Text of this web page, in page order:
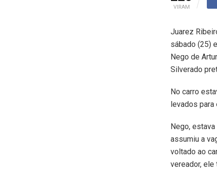
VIRAM
Juarez
sábado (25)
Nego de
Silverado
No carro
levados para
Nego,
assumiu a
voltado ao
vereador,